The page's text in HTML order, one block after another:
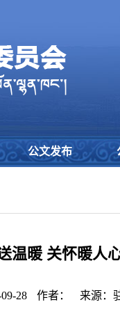
公文发布
温暖 关怀暖人
28 作者： 来源：